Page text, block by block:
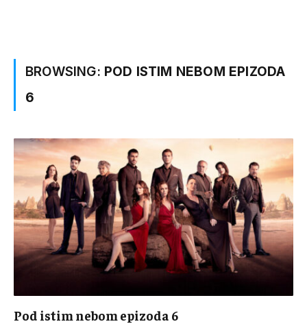
BROWSING: POD ISTIM NEBOM EPIZODA
6
Pod istim nebom epizoda 6